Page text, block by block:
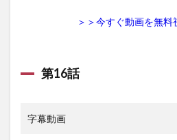
＞＞今すぐ動画を無料
第16話
字幕動画